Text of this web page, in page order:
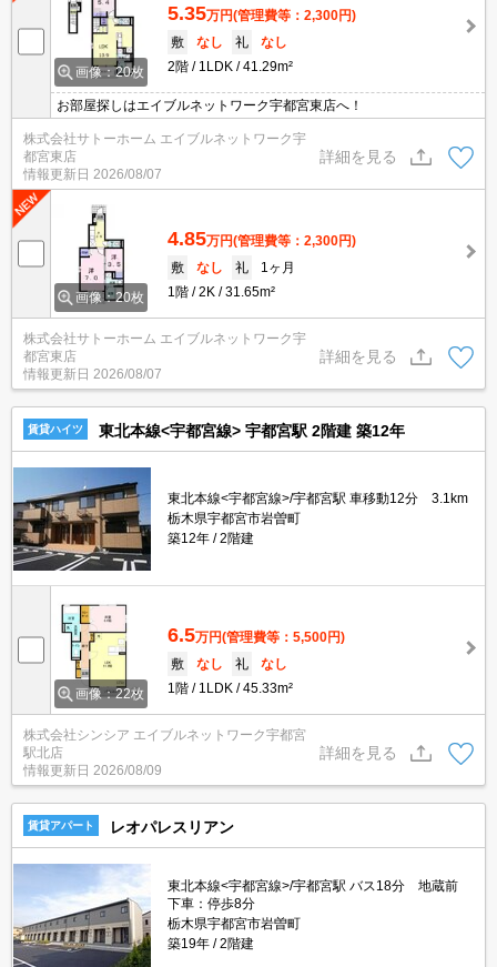
画像：20枚
5.35万円(管理費等：2,300円)
敷
なし 礼
なし
2階
1LDK 41.29m²
お部屋探しはエイブルネットワーク宇都宮東店へ！
株式会社サトーホーム エイブルネットワーク宇
都宮東店
情報更新日 2026/08/07
詳細を見る
画像：20枚
4.85万円(管理費等：2,300円)
敷
なし 礼
1ヶ月
1階
2K 31.65m²
株式会社サトーホーム エイブルネットワーク宇
都宮東店
情報更新日 2026/08/07
詳細を見る
賃貸ハイツ 東北本線<宇都宮線> 宇都宮駅 2階建 築12年
東北本線<宇都宮線>/宇都宮駅 車移動12分 3.1km
栃木県宇都宮市岩曽町
築12年
2階建
画像：22枚
6.5万円(管理費等：5,500円)
敷
なし 礼
なし
1階
1LDK 45.33m²
株式会社シンシア エイブルネットワーク宇都宮
駅北店
情報更新日 2026/08/09
詳細を見る
賃貸アパート レオパレスリアン
東北本線<宇都宮線>/宇都宮駅 バス18分 地蔵前
下車：停歩8分
栃木県宇都宮市岩曽町
築19年
2階建